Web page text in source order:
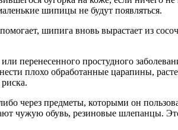
шипицы не будут появляться.
шипига вновь вырастает из
перенесенного простудного
плохо обработанные царапины,
через предметы, которыми он
чужую обувь, резиновые шлепанцы.